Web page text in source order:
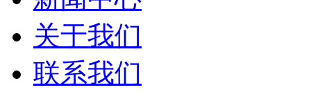
关于我们
联系我们